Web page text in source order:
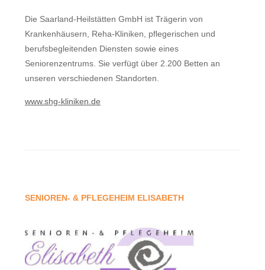
Die Saarland-Heilstätten GmbH ist Trägerin von
Krankenhäusern, Reha-Kliniken, pflegerischen und
berufsbegleitenden Diensten sowie eines
Seniorenzentrums. Sie verfügt über 2.200 Betten an
unseren verschiedenen Standorten.
www.shg-kliniken.de
SENIOREN- & PFLEGEHEIM ELISABETH